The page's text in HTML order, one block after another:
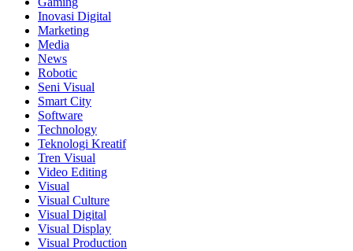
Inovasi Digital
Marketing
Media
News
Robotic
Seni Visual
Smart City
Software
Technology
Teknologi Kreatif
Tren Visual
Video Editing
Visual
Visual Culture
Visual Digital
Visual Display
Visual Production